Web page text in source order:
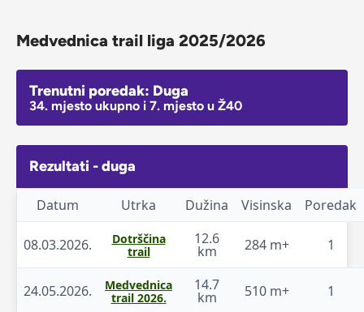
Medvednica trail liga 2025/2026
Trenutni poredak: Duga
34. mjesto ukupno i 7. mjesto u Ž40
Rezultati - duga
Datum Utrka Dužina Visinska Poredak
08.03.2026.
Dotrščina
trail
12.6
km 284 m+ 1
24.05.2026.
Medvednica
trail 2026.
14.7
km 510 m+ 1